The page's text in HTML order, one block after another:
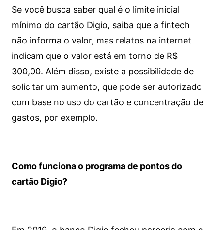
Se você busca saber qual é o limite inicial
mínimo do cartão Digio, saiba que a fintech
não informa o valor, mas relatos na internet
indicam que o valor está em torno de R$
300,00. Além disso, existe a possibilidade de
solicitar um aumento, que pode ser autorizado
com base no uso do cartão e concentração de
gastos, por exemplo.
Como funciona o programa de pontos do
cartão Digio?